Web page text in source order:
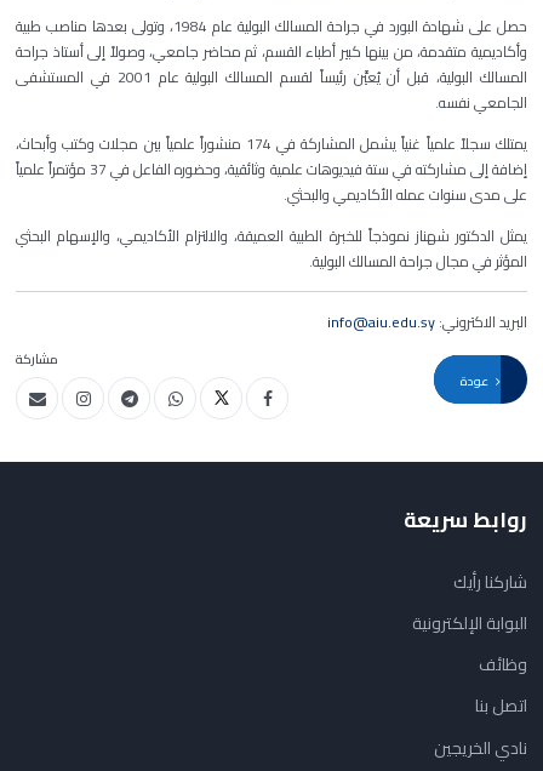
حصل على شهادة البورد في جراحة المسالك البولية عام 1984، وتولى بعدها مناصب طبية
وأكاديمية متقدمة، من بينها كبير أطباء القسم، ثم محاضر جامعي، وصولاً إلى أستاذ جراحة
المسالك البولية، قبل أن يُعيَّن رئيساً لقسم المسالك البولية عام 2001 في المستشفى
الجامعي نفسه.
يمتلك سجلاً علمياً غنياً يشمل المشاركة في 174 منشوراً علمياً بين مجلات وكتب وأبحاث،
إضافة إلى مشاركته في ستة فيديوهات علمية وثائقية، وحضوره الفاعل في 37 مؤتمراً علمياً
على مدى سنوات عمله الأكاديمي والبحثي.
يمثل الدكتور شهناز نموذجاً للخبرة الطبية العميقة، والالتزام الأكاديمي، والإسهام البحثي
المؤثر في مجال جراحة المسالك البولية.
البريد الاكتروني:info@aiu.edu.sy
مشاركة
روابط سريعة
شاركنا رأيك
البوابة الإلكترونية
وظائف
اتصل بنا
نادي الخريجين